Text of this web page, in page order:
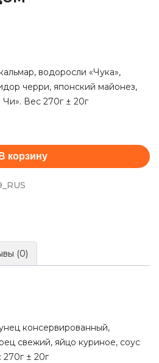
водоросли «Чука»,
черри, японский майонез,
Чи». Вес 270г ± 20г
В корзину
(0)
консервированный,
свежий, яйцо куриное, соус
270г ± 20г